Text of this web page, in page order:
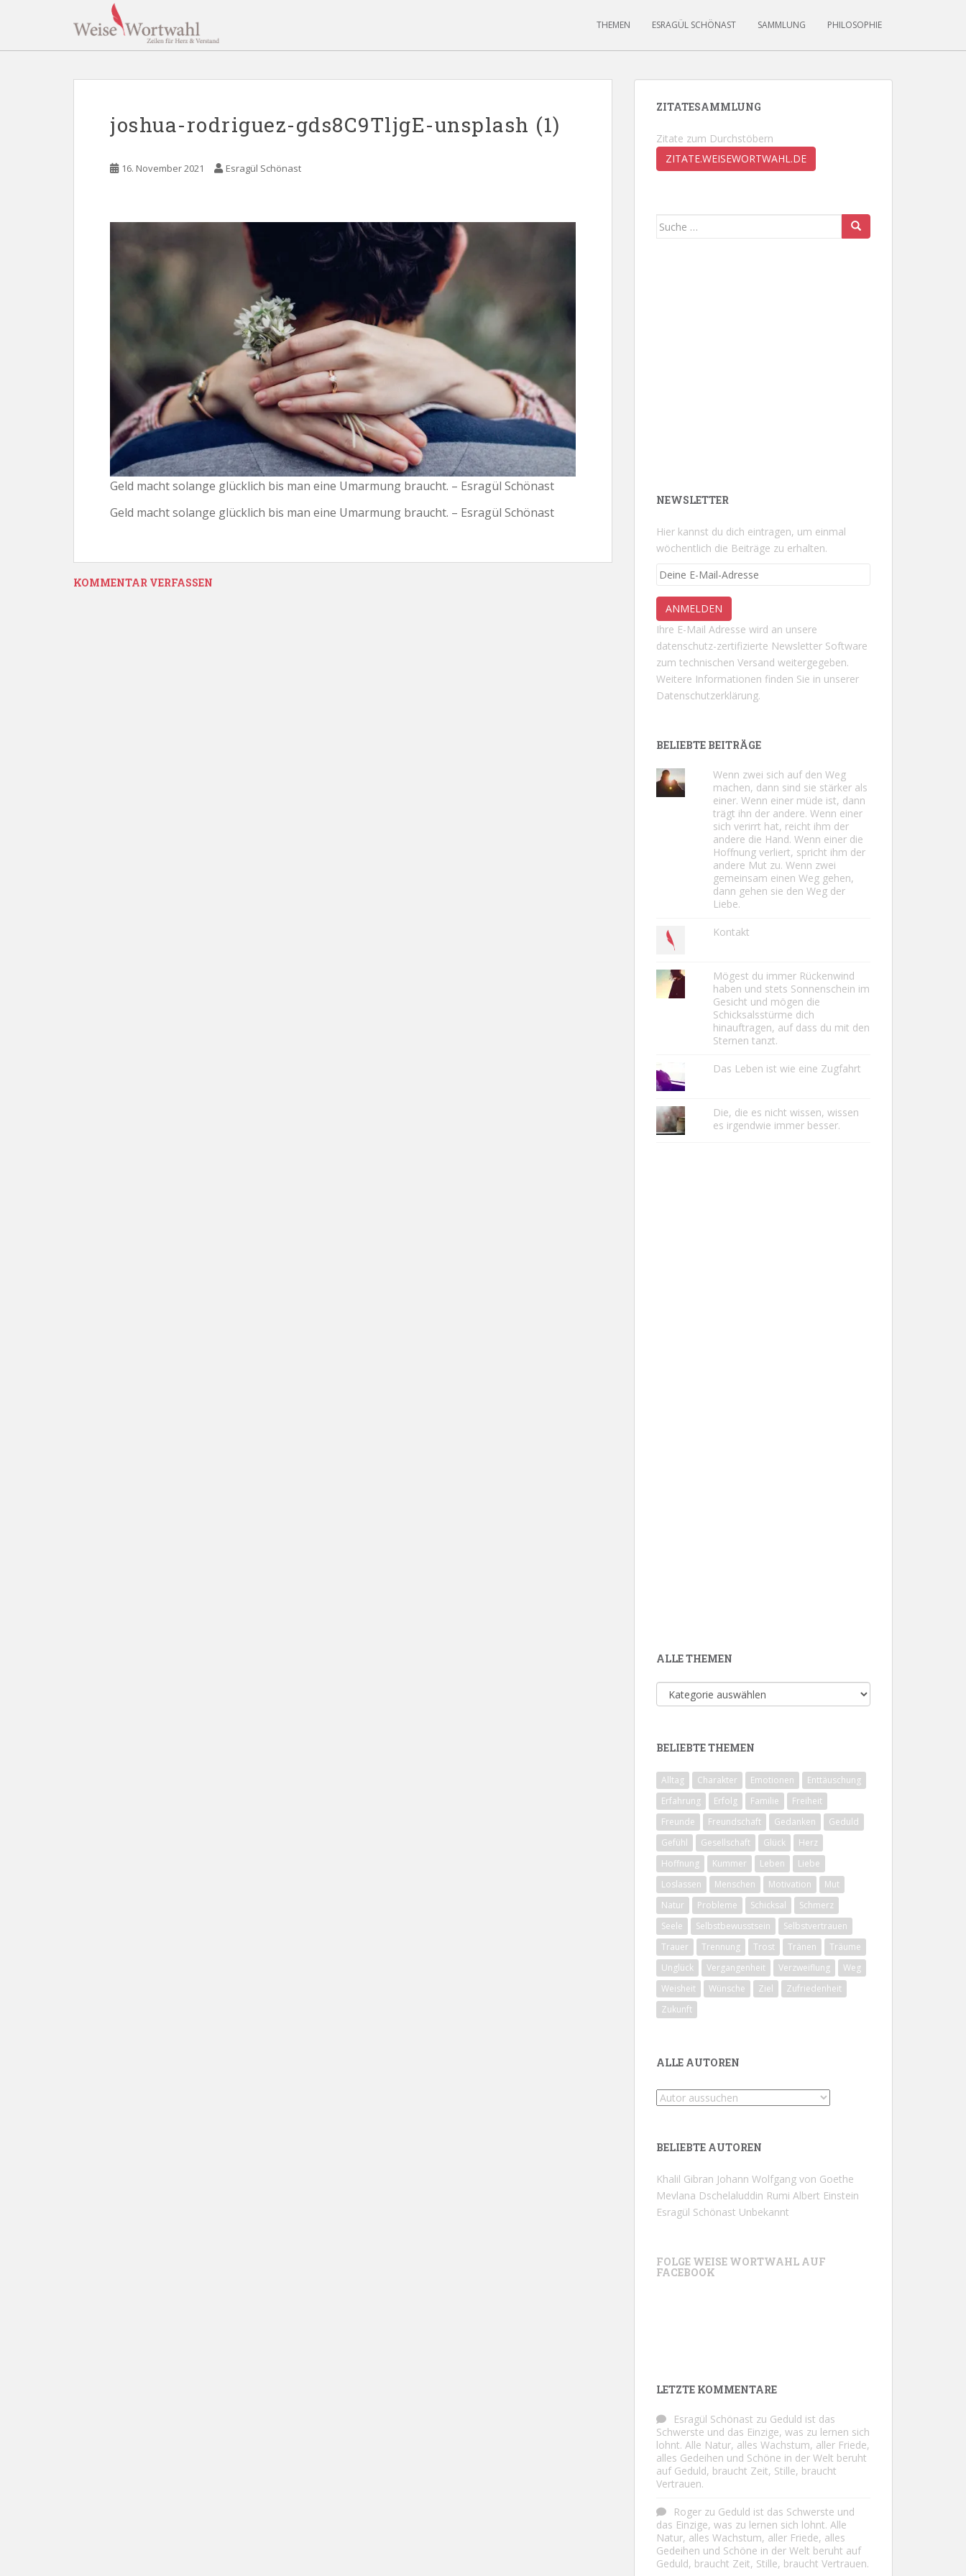
THEMEN ESRAGÜL SCHÖNAST SAMMLUNG PHILOSOPHIE
joshua-rodriguez-gds8C9TljgE-unsplash (1)
16. November 2021 Esragül Schönast
Geld macht solange glücklich bis man eine Umarmung braucht. – Esragül Schönast
Geld macht solange glücklich bis man eine Umarmung braucht. – Esragül Schönast
KOMMENTAR VERFASSEN
ZITATESAMMLUNG
Zitate zum Durchstöbern
ZITATE.WEISEWORTWAHL.DE
Suche
NEWSLETTER
Hier kannst du dich eintragen, um einmal
wöchentlich die Beiträge zu erhalten.
Ihre E-Mail Adresse wird an unsere
datenschutz-zertifizierte Newsletter Software
zum technischen Versand weitergegeben.
Weitere Informationen finden Sie in unserer
Datenschutzerklärung.
BELIEBTE BEITRÄGE
Wenn zwei sich auf den Weg
machen, dann sind sie stärker als
einer. Wenn einer müde ist, dann
trägt ihn der andere. Wenn einer
sich verirrt hat, reicht ihm der
andere die Hand. Wenn einer die
Hoffnung verliert, spricht ihm der
andere Mut zu. Wenn zwei
gemeinsam einen Weg gehen,
dann gehen sie den Weg der
Liebe.
Kontakt
Mögest du immer Rückenwind
haben und stets Sonnenschein im
Gesicht und mögen die
Schicksalsstürme dich
hinauftragen, auf dass du mit den
Sternen tanzt.
Das Leben ist wie eine Zugfahrt
Die, die es nicht wissen, wissen
es irgendwie immer besser.
ALLE THEMEN
Alle
Themen
BELIEBTE THEMEN
Alltag Charakter Emotionen
Enttäuschung
Erfahrung
Erfolg Familie
Freiheit
Freunde
Freundschaft Gedanken
Geduld
Gefühl
Gesellschaft Glück
Herz
Hoffnung
Kummer Leben
Liebe
Loslassen
Menschen Motivation
Mut
Natur
Probleme Schicksal
Schmerz
Seele
Selbstbewusstsein
Selbstvertrauen
Trauer
Trennung Trost Tränen
Träume
Unglück
Vergangenheit Verzweiflung
Weg
Weisheit
Wünsche Ziel
Zufriedenheit
Zukunft
ALLE AUTOREN
BELIEBTE AUTOREN
Khalil Gibran Johann Wolfgang von Goethe
Mevlana Dschelaluddin Rumi Albert Einstein
Esragül Schönast Unbekannt
FOLGE WEISE WORTWAHL AUF
FACEBOOK
LETZTE KOMMENTARE
Esragül Schönast zu Geduld ist das
Schwerste und das Einzige, was zu lernen sich
lohnt. Alle Natur, alles Wachstum, aller Friede,
alles Gedeihen und Schöne in der Welt beruht
auf Geduld, braucht Zeit, Stille, braucht
Vertrauen.
Roger zu Geduld ist das Schwerste und
das Einzige, was zu lernen sich lohnt. Alle
Natur, alles Wachstum, aller Friede, alles
Gedeihen und Schöne in der Welt beruht auf
Geduld, braucht Zeit, Stille, braucht Vertrauen.